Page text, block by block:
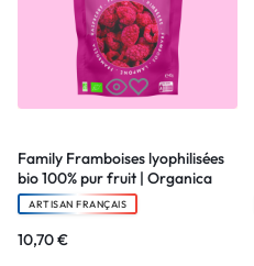
Family Framboises lyophilisées
bio 100% pur fruit | Organica
Food
ARTISAN FRANÇAIS
10,70€